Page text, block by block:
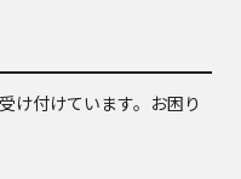
け付けています。お困り